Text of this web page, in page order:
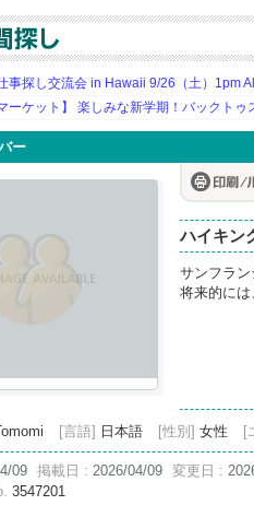
事探し交流会 in Hawaii 9/26（土）1pm
ーケット】 楽しみな新学期！バックトゥ
ー
ハイキン
サンフラン
将来的には
[言語] 日本語 [性別] 女性 [
09 掲載日 : 2026/04/09 変更日 :
3547201